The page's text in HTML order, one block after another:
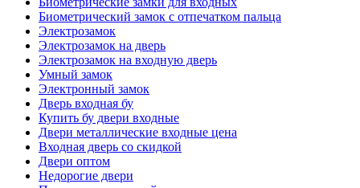
Биометрический замок с отпечатком пальца
Электрозамок
Электрозамок на дверь
Электрозамок на входную дверь
Умный замок
Электронный замок
Дверь входная бу
Купить бу двери входные
Двери металлические входные цена
Входная дверь со скидкой
Двери оптом
Недорогие двери